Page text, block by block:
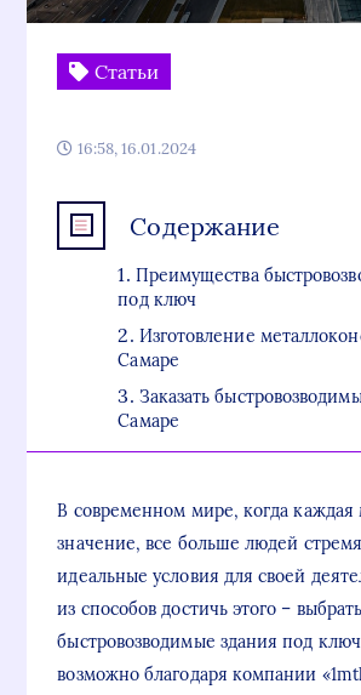
Статьи
16:58, 16.01.2024
Содержание
Преимущества
под ключ
Изготовление
Самаре
Заказать
Самаре
В современном мире, когда каждая
значение, все больше людей
идеальные условия для своей
из способов достичь этого – выбрать
быстровозводимые здания под
возможно благодаря компании